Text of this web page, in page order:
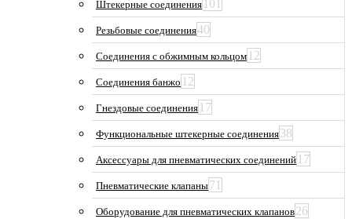
Штекерные соединения 101
Резьбовые соединения40
Соединения с обжимным кольцом 12
Соединения банжо 12
Гнездовые соединения 17
Функциональные штекерные соединения38
Аксессуары для пневматических соединений 17
Пневматические клапаны71
Оборудование для пневматических клапанов26